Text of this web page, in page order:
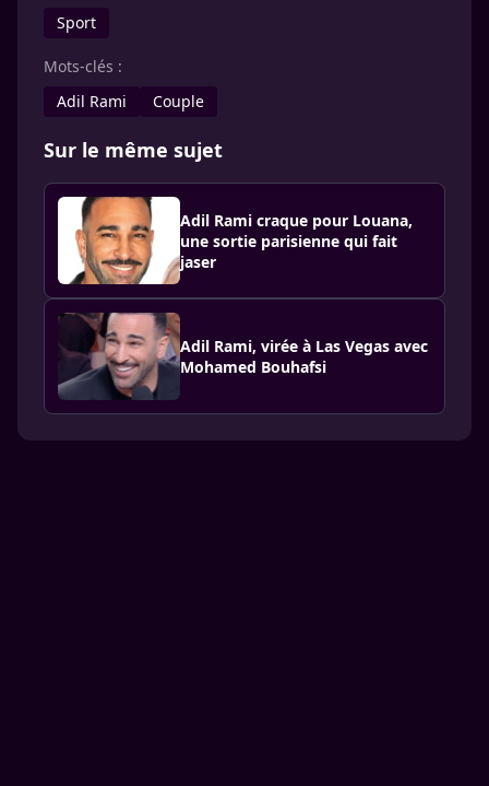
Sport
Mots-clés :
Adil Rami
Couple
Sur le même sujet
Adil Rami craque pour Louana,
une sortie parisienne qui fait
jaser
Adil Rami, virée à Las Vegas avec
Mohamed Bouhafsi